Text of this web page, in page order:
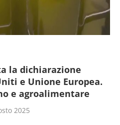
la dichiarazione
e Unione Europea.
e agroalimentare
2025